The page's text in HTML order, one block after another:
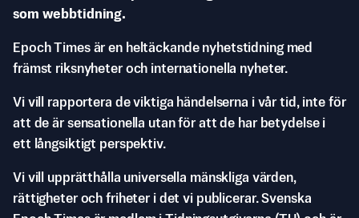
som webbtidning.
Epoch Times är en heltäckande nyhetstidning med
främst riksnyheter och internationella nyheter.
Vi vill rapportera de viktiga händelserna i vår tid, inte för
att de är sensationella utan för att de har betydelse i
ett långsiktigt perspektiv.
Vi vill upprätthålla universella mänskliga värden,
rättigheter och friheter i det vi publicerar. Svenska